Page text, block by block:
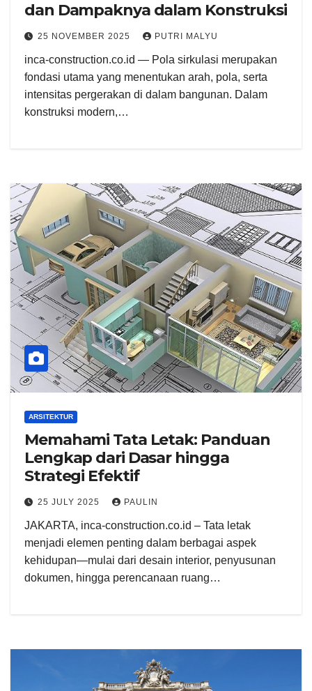
dan Dampaknya dalam Konstruksi
25 NOVEMBER 2025 PUTRI MALYU
inca-construction.co.id — Pola sirkulasi merupakan
fondasi utama yang menentukan arah, pola, serta
intensitas pergerakan di dalam bangunan. Dalam
konstruksi modern,…
ARSITEKTUR
Memahami Tata Letak: Panduan
Lengkap dari Dasar hingga
Strategi Efektif
25 JULY 2025 PAULIN
JAKARTA, inca-construction.co.id – Tata letak
menjadi elemen penting dalam berbagai aspek
kehidupan—mulai dari desain interior, penyusunan
dokumen, hingga perencanaan ruang…